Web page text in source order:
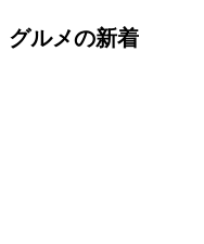
グルメの新着